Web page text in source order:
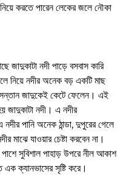
করতে পারেন লেকের জলে নৌকা
জাদুকাটা নদী পাড়ে বসবাস কারি
নিয়ে নদীর অনেক বড় একটি মাছ
জাদুকেই কেটে ফেলেন। এই
জাদুকাটা নদী। এ নদীর
পানি অনেক ঠান্ডা, দুপুরের গেলে
যাওয়ার চেষ্টা করবেন না।
সুবিশাল পাহাড় উপরে নীল আকাশ
ক্যানভাসের সৃষ্টি করে।